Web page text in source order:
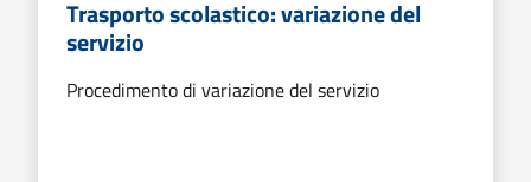
Trasporto scolastico: variazione del
servizio
Procedimento di variazione del servizio